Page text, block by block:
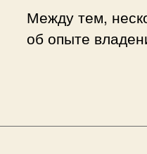
Между тем,
об опыте